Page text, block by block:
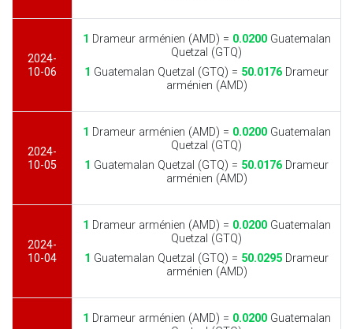
2024-
10-06
1 Drameur arménien (AMD) = 0.0200Guatemalan
Quetzal (GTQ)
1 Guatemalan Quetzal (GTQ) = 50.0176 Drameur
arménien (AMD)
2024-
10-05
1 Drameur arménien (AMD) = 0.0200Guatemalan
Quetzal (GTQ)
1 Guatemalan Quetzal (GTQ) = 50.0176 Drameur
arménien (AMD)
2024-
10-04
1 Drameur arménien (AMD) = 0.0200Guatemalan
Quetzal (GTQ)
1 Guatemalan Quetzal (GTQ) = 50.0295 Drameur
arménien (AMD)
1 Drameur arménien (AMD) = 0.0200Guatemalan